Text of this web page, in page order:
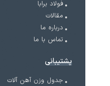
فولاد برابا
مقالات
درباره ما
تماس با ما
پشتیبانی
جدول وزن آهن آلات